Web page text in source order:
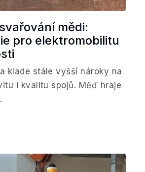
mědi:
pro elektromobilitu
klade stále vyšší nároky na
i kvalitu spojů. Měď hraje